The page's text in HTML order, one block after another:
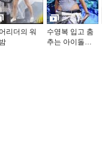
리더의 워
수영복 입고 춤
추는 아이돌…